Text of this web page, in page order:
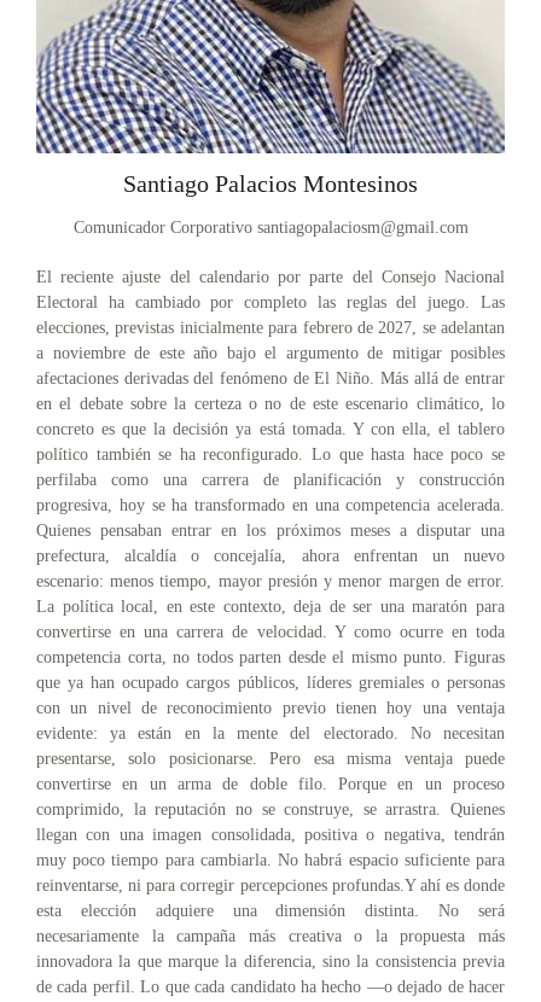
Santiago Palacios Montesinos
Comunicador Corporativo santiagopalaciosm@gmail.com
El reciente ajuste del calendario por parte del Consejo Nacional
Electoral ha cambiado por completo las reglas del juego. Las
elecciones, previstas inicialmente para febrero de 2027, se adelantan
a noviembre de este año bajo el argumento de mitigar posibles
afectaciones derivadas del fenómeno de El Niño. Más allá de entrar
en el debate sobre la certeza o no de este escenario climático, lo
concreto es que la decisión ya está tomada. Y con ella, el tablero
político también se ha reconfigurado. Lo que hasta hace poco se
perfilaba como una carrera de planificación y construcción
progresiva, hoy se ha transformado en una competencia acelerada.
Quienes pensaban entrar en los próximos meses a disputar una
prefectura, alcaldía o concejalía, ahora enfrentan un nuevo
escenario: menos tiempo, mayor presión y menor margen de error.
La política local, en este contexto, deja de ser una maratón para
convertirse en una carrera de velocidad. Y como ocurre en toda
competencia corta, no todos parten desde el mismo punto. Figuras
que ya han ocupado cargos públicos, líderes gremiales o personas
con un nivel de reconocimiento previo tienen hoy una ventaja
evidente: ya están en la mente del electorado. No necesitan
presentarse, solo posicionarse. Pero esa misma ventaja puede
convertirse en un arma de doble filo. Porque en un proceso
comprimido, la reputación no se construye, se arrastra. Quienes
llegan con una imagen consolidada, positiva o negativa, tendrán
muy poco tiempo para cambiarla. No habrá espacio suficiente para
reinventarse, ni para corregir percepciones profundas.Y ahí es donde
esta elección adquiere una dimensión distinta. No será
necesariamente la campaña más creativa o la propuesta más
innovadora la que marque la diferencia, sino la consistencia previa
de cada perfil. Lo que cada candidato ha hecho —o dejado de hacer